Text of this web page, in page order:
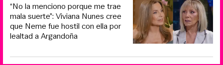
“No la menciono porque me trae
mala suerte”: Viviana Nunes cree
que Neme fue hostil con ella por
lealtad a Argandoña